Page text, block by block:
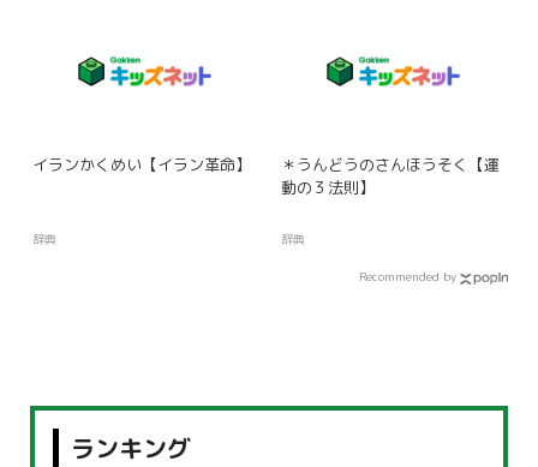
イランかくめい【イラン革命】
辞典
＊うんどうのさんほうそく【運
動の３法則】
辞典
Recommended by
ランキング